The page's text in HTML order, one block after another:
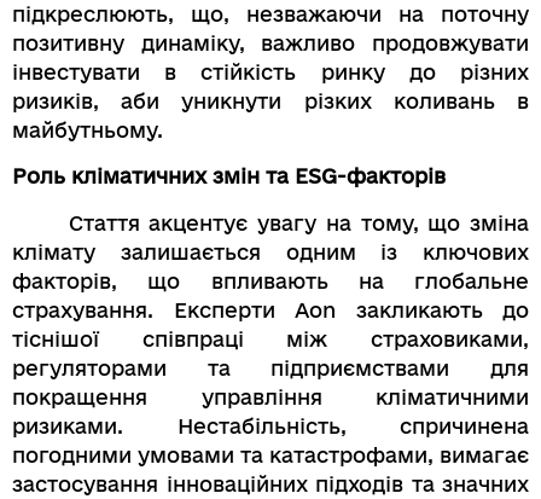
підкреслюють, що, незважаючи на поточну
позитивну динаміку, важливо продовжувати
інвестувати в стійкість ринку до різних
ризиків, аби уникнути різких коливань в
майбутньому.
Роль кліматичних змін та ESG-факторів
Стаття акцентує увагу на тому, що зміна
клімату залишається одним із ключових
факторів, що впливають на глобальне
страхування. Експерти Aon закликають до
тіснішої співпраці між страховиками,
регуляторами та підприємствами для
покращення управління кліматичними
ризиками. Нестабільність, спричинена
погодними умовами та катастрофами, вимагає
застосування інноваційних підходів та значних